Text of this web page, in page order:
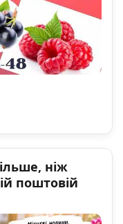
ніж
поштовій